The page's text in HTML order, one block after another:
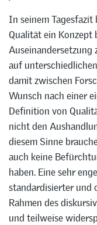
In seinem
Qualität ein Konzept
auf
damit zwischen
Wunsch nach einer
Definition von
nicht den
diesem Sinne
auch keine
haben. Eine sehr
standardisierter und
Rahmen des
und teilweise